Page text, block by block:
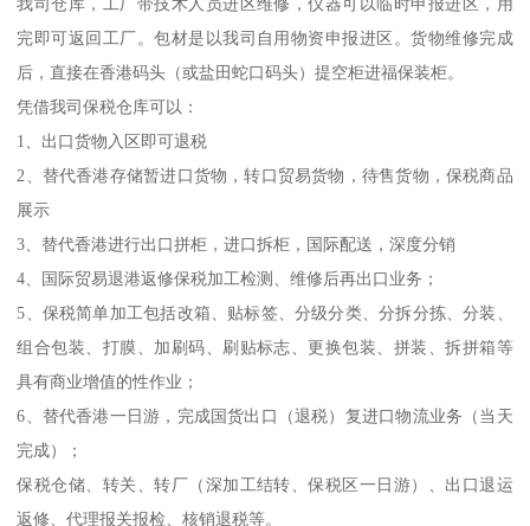
完即可返回工厂。包材是以我司自用物资申报进区。货物维修完成
后，直接在香港码头（或盐田蛇口码头）提空柜进福保装柜。
凭借我司保税仓库可以：
1、出口货物入区即可退税
2、替代香港存储暂进口货物，转口贸易货物，待售货物，保税商品
展示
3、替代香港进行出口拼柜，进口拆柜，国际配送，深度分销
4、国际贸易退港返修保税加工检测、维修后再出口业务；
5、保税简单加工包括改箱、贴标签、分级分类、分拆分拣、分装、
组合包装、打膜、加刷码、刷贴标志、更换包装、拼装、拆拼箱等
具有商业增值的性作业；
6、替代香港一日游，完成国货出口（退税）复进口物流业务（当天
完成）；
保税仓储、转关、转厂（深加工结转、保税区一日游）、出口退运
返修、代理报关报检、核销退税等。